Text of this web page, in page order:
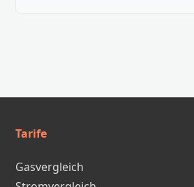
Tarife
Gasvergleich